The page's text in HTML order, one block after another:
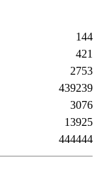
144
421
2753
439239
3076
13925
444444